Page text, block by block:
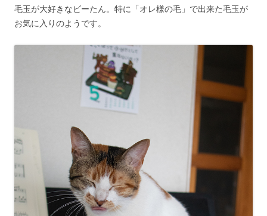
毛玉が大好きなビーたん。特に「オレ様の毛」で出来た毛玉が
お気に入りのようです。